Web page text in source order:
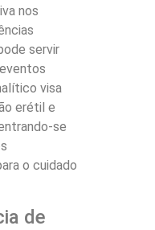
nos
servir
visa
erétil e
se
o cuidado
de